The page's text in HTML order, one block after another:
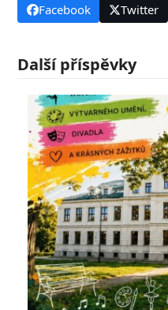
Facebook Twitter
Další příspěvky